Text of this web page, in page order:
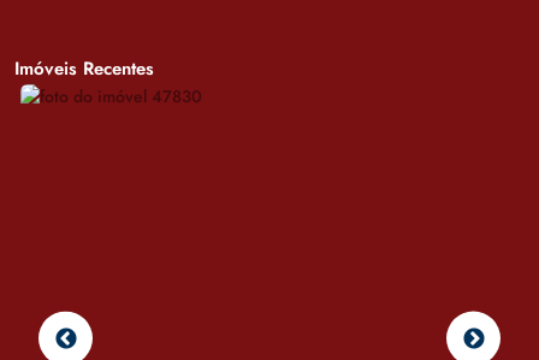
Imóveis Recentes